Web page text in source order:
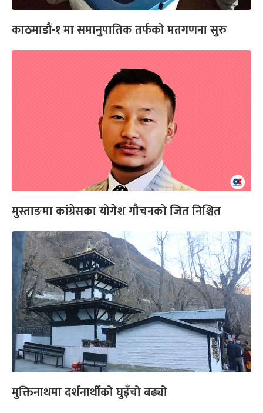
काठमाडौं-१ मा समानुपातिक तर्फको मतगणना सुरु
मुस्ताङमा कांग्रेसका योगेश गौचनको जित निश्चित
मुक्तिनाथमा दर्शनार्थीको घुइँचो बढ्यो